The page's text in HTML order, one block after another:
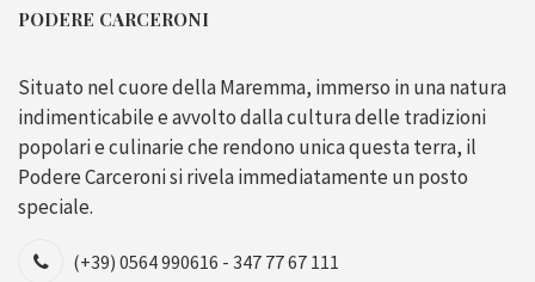
PODERE CARCERONI
Situato nel cuore della Maremma, immerso in una natura
indimenticabile e avvolto dalla cultura delle tradizioni
popolari e culinarie che rendono unica questa terra, il
Podere Carceroni si rivela immediatamente un posto
speciale.
(+39) 0564 990616 - 347 77 67 111